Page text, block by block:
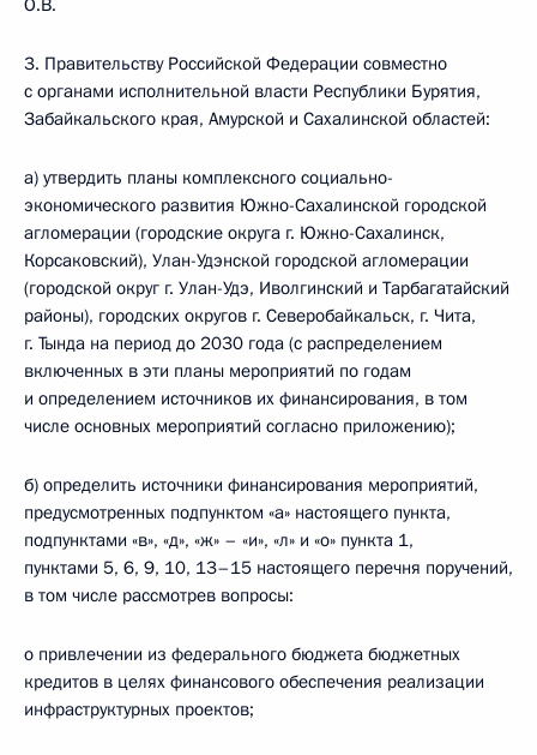
О.В.
3. Правительству Российской Федерации совместно
с органами исполнительной власти Республики Бурятия,
Забайкальского края, Амурской и Сахалинской областей:
а) утвердить планы комплексного социально-
экономического развития Южно-Сахалинской городской
агломерации (городские округа г. Южно-Сахалинск,
Корсаковский), Улан-Удэнской городской агломерации
(городской округ г. Улан-Удэ, Иволгинский и Тарбагатайский
районы), городских округов г. Северобайкальск, г. Чита,
г. Тында на период до 2030 года (с распределением
включенных в эти планы мероприятий по годам
и определением источников их финансирования, в том
числе основных мероприятий согласно приложению);
б) определить источники финансирования мероприятий,
предусмотренных подпунктом «а» настоящего пункта,
подпунктами «в», «д», «ж» – «и», «л» и «о» пункта 1,
пунктами 5, 6, 9, 10, 13–15 настоящего перечня поручений,
в том числе рассмотрев вопросы:
о привлечении из федерального бюджета бюджетных
кредитов в целях финансового обеспечения реализации
инфраструктурных проектов;